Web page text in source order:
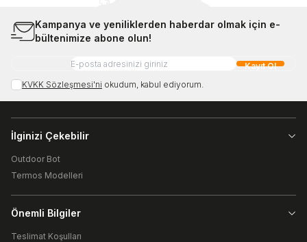
Kampanya ve yeniliklerden haberdar olmak için e-
bültenimize abone olun!
Kayıt Ol
KVKK Sözleşmesi'ni okudum, kabul ediyorum.
İlginizi Çekebilir
Outdoor Bot
Termos Modelleri
Önemli Bilgiler
Teslimat Koşulları